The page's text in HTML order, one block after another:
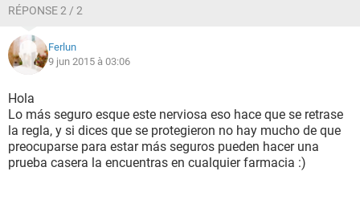
RÉPONSE 2 / 2
Ferlun
9 jun 2015 à 03:06
Hola
Lo más seguro esque este nerviosa eso hace que se retrase
la regla, y si dices que se protegieron no hay mucho de que
preocuparse para estar más seguros pueden hacer una
prueba casera la encuentras en cualquier farmacia :)